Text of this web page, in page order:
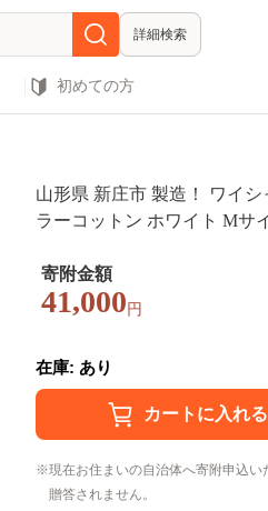
詳細検索
初めての方
山形県 新庄市 製造！ ワイ
ラーコットン ホワイト Mサ
ツ ドレスシャツ ファッショ
贈答 贈り物 ギフト プレゼン
寄附金額
41,000 円
在庫: あり
現在お住まいの自治体へ寄附申込い
贈答されません。